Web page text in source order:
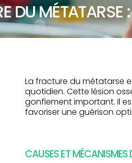
DU MÉTATARSE
La fracture du métatarse
quotidien. Cette lésion
gonflement important. Il
favoriser une guérison
CAUSES ET MÉCANISMES